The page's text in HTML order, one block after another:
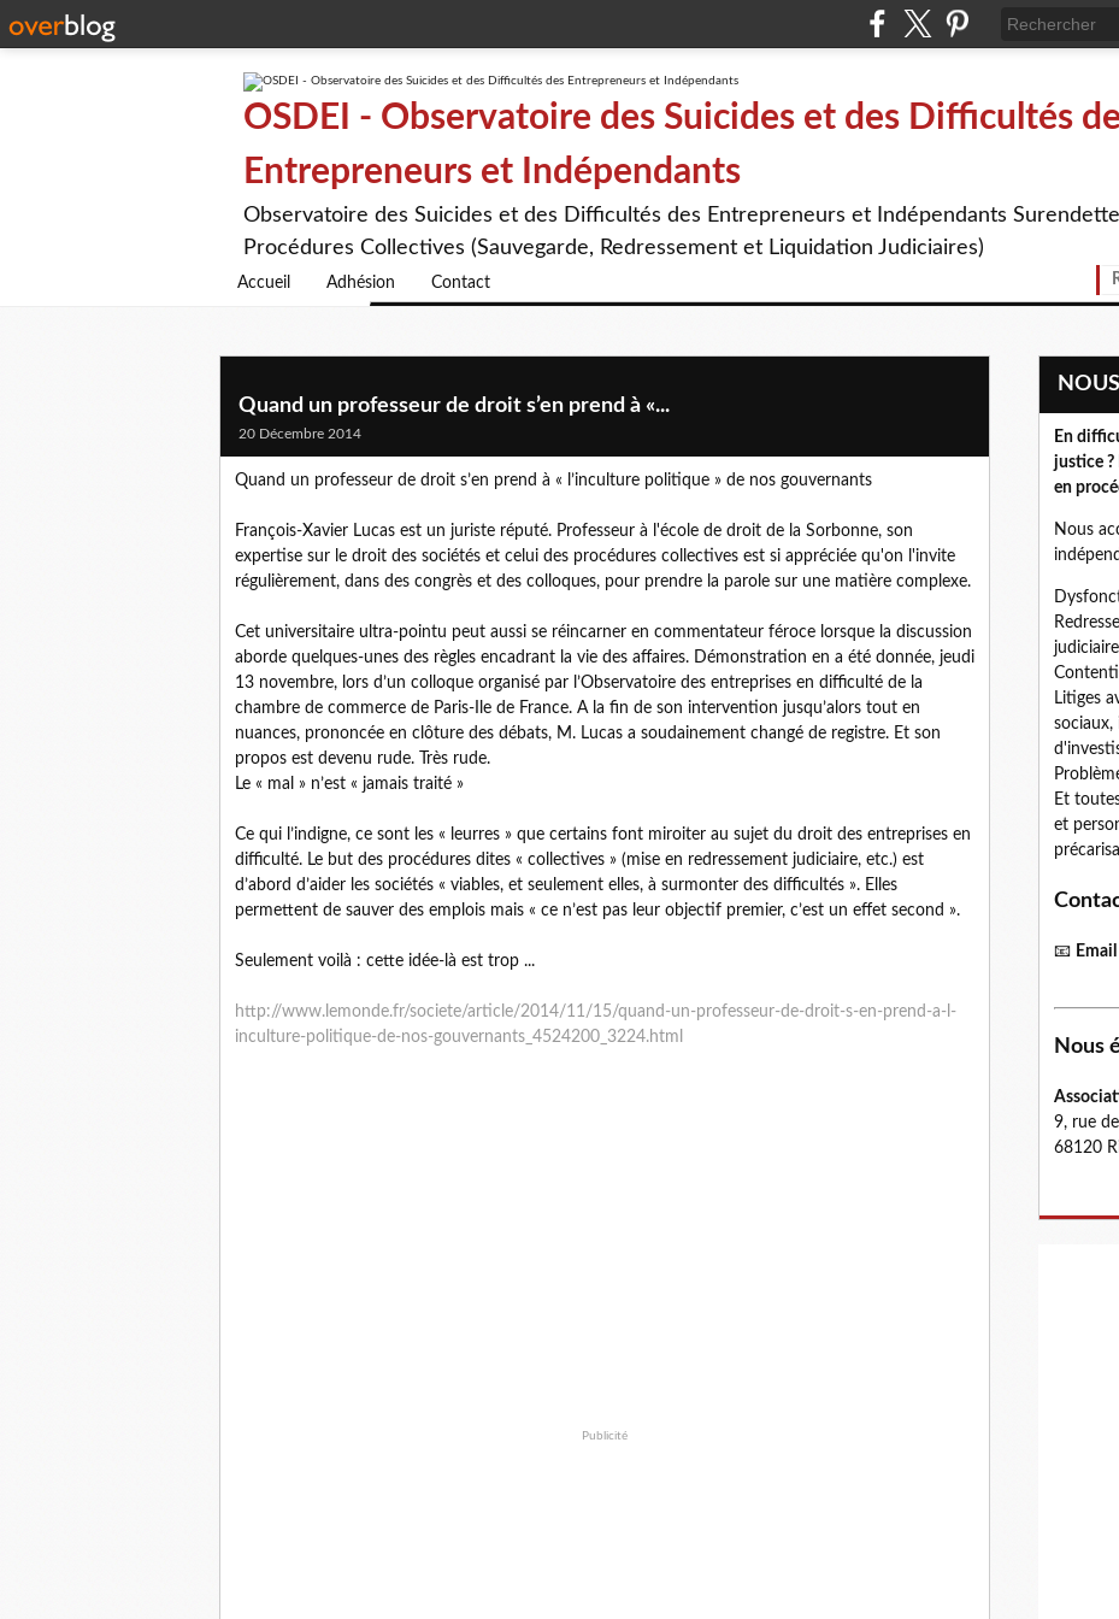
OSDEI - Observatoire des Suicides et des Difficultés
Entrepreneurs et Indépendants
Observatoire des Suicides et des Difficultés des Entrepreneurs et Indépendants
Procédures Collectives (Sauvegarde, Redressement et Liquidation Judiciaires)
Accueil Adhésion Contact
Quand un professeur de droit s’en prend à «...
20 Décembre 2014
Quand un professeur de droit s’en prend à « l’inculture politique » de nos gouvernants
François-Xavier Lucas est un juriste réputé. Professeur à l'école de droit de la Sorbonne, son
expertise sur le droit des sociétés et celui des procédures collectives est si appréciée qu'on l'invite
régulièrement, dans des congrès et des colloques, pour prendre la parole sur une matière complexe.
Cet universitaire ultra-pointu peut aussi se réincarner en commentateur féroce lorsque la discussion
aborde quelques-unes des règles encadrant la vie des affaires. Démonstration en a été donnée, jeudi
13 novembre, lors d’un colloque organisé par l’Observatoire des entreprises en difficulté de la
chambre de commerce de Paris-Ile de France. A la fin de son intervention jusqu’alors tout en
nuances, prononcée en clôture des débats, M. Lucas a soudainement changé de registre. Et son
propos est devenu rude. Très rude.
Le « mal » n’est « jamais traité »
Ce qui l’indigne, ce sont les « leurres » que certains font miroiter au sujet du droit des entreprises en
difficulté. Le but des procédures dites « collectives » (mise en redressement judiciaire, etc.) est
d’abord d’aider les sociétés « viables, et seulement elles, à surmonter des difficultés ». Elles
permettent de sauver des emplois mais « ce n’est pas leur objectif premier, c’est un effet second ».
Seulement voilà : cette idée-là est trop ...
http://www.lemonde.fr/societe/article/2014/11/15/quand-un-professeur-de-droit-s-en-prend-a-l-
inculture-politique-de-nos-gouvernants_4524200_3224.html
Publicité
En
justice
en
Nous
Litiges
sociaux,
Et
et
📧 Email
Nous
9, rue
68120